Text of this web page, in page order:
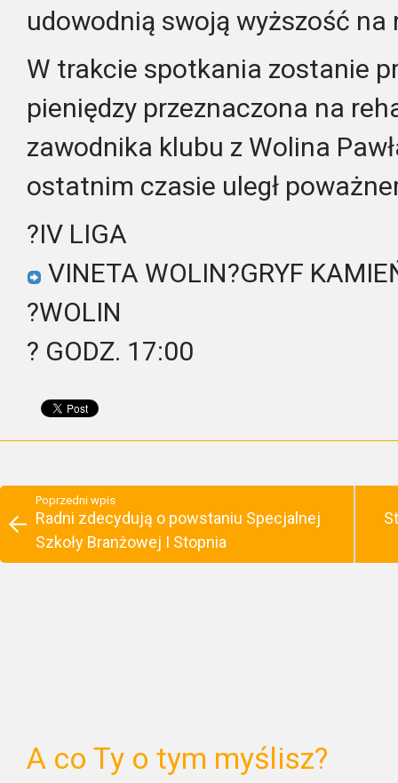
udowodnią swoją wyższość na
W trakcie spotkania zostanie
pieniędzy przeznaczona na
zawodnika klubu z Wolina
ostatnim czasie uległ
?IV LIGA
VINETA WOLIN?GRYF
?WOLIN
? GODZ. 17:00
Poprzedni wpis
Radni zdecydują o powstaniu Specjalnej
Szkoły Branżowej I Stopnia
A co Ty o tym myślisz?